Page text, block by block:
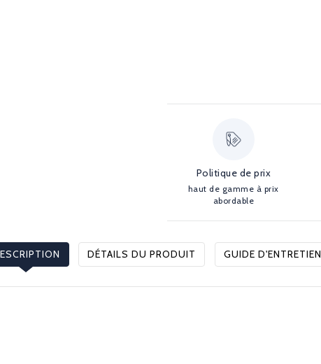
Politique de prix
haut de gamme à prix
abordable
DÉTAILS DU PRODUIT GUIDE D'ENTRETIEN